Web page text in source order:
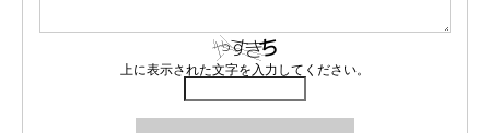
上に表示された文字を入力してください。